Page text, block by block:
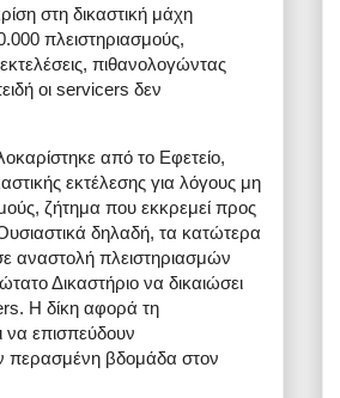
στη δικαστική μάχη
πλειστηριασμούς,
πιθανολογώντας
οι servicers δεν
από το Εφετείο,
εκτέλεσης για λόγους μη
ζήτημα που εκκρεμεί προς
δηλαδή, τα κατώτερα
αναστολή πλειστηριασμών
Δικαστήριο να δικαιώσει
Η δίκη αφορά τη
να επισπεύδουν
περασμένη βδομάδα στον